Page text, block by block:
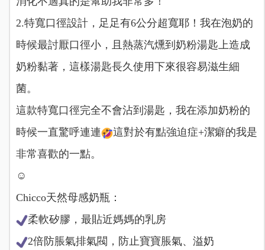
2.特寬口徑設計，足足有6公分超寬耶！我在泡奶的
時候最討厭口徑小，且熱蒸汽燻到奶粉湯匙上造成
奶粉黏著，這樣湯匙長久使用下來很容易滋生細
菌。
這款特寬口徑完全不會沾到湯匙，我在添加奶粉的
時候一直驚呼連連
這對於有點強迫症+潔癖的我是
非常喜歡的一點。
☺️
Chicco天然母感奶瓶 ：
柔軟矽膠，最貼近媽媽的乳房
2倍防脹氣排氣閥，防止寶寶脹氣、溢奶